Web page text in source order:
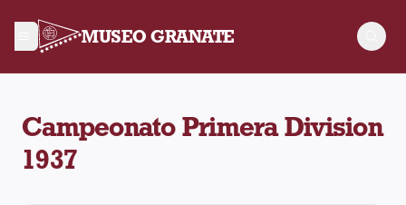
MUSEO GRANATE
Campeonato Primera Division
1937